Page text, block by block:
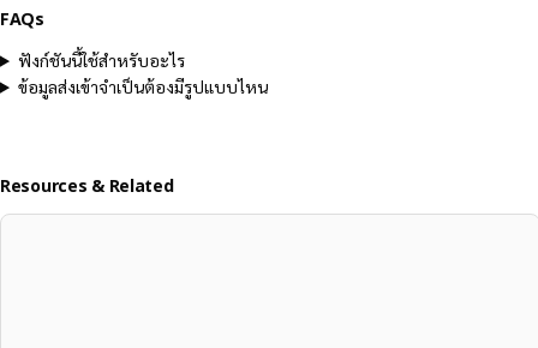
FAQs
ฟังก์ชันนี้ใช้สำหรับอะไร
ข้อมูลส่งเข้าจำเป็นต้องมีรูปแบบไหน
Resources & Related